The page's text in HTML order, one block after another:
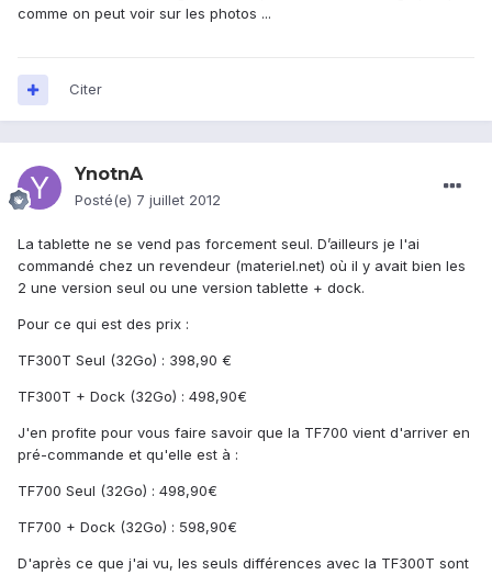
comme on peut voir sur les photos ...
Citer
YnotnA
Posté(e) 7 juillet 2012
La tablette ne se vend pas forcement seul. D’ailleurs je l'ai
commandé chez un revendeur (materiel.net) où il y avait bien les
2 une version seul ou une version tablette + dock.
Pour ce qui est des prix :
TF300T Seul (32Go) : 398,90 €
TF300T + Dock (32Go) : 498,90€
J'en profite pour vous faire savoir que la TF700 vient d'arriver en
pré-commande et qu'elle est à :
TF700 Seul (32Go) : 498,90€
TF700 + Dock (32Go) : 598,90€
D'après ce que j'ai vu, les seuls différences avec la TF300T sont